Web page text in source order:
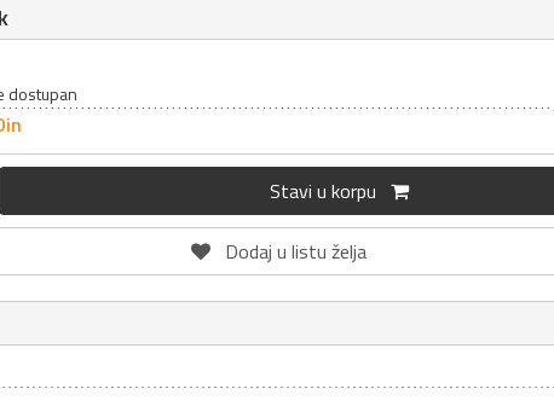
dostupan
Stavi u korpu
Dodaj u listu želja